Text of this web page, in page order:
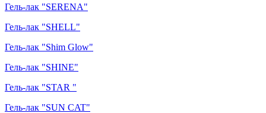
Гель-лак "SERENA"
Гель-лак "SHELL"
Гель-лак "Shim Glow"
Гель-лак "SHINE"
Гель-лак "STAR "
Гель-лак "SUN CAT"